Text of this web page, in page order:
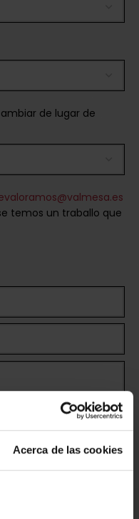
Acerca de las cookies
de lugar de
temos un traballo que